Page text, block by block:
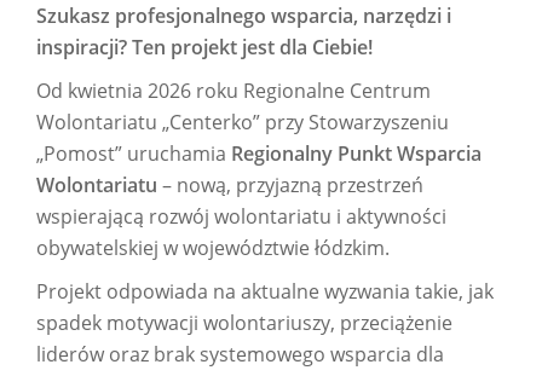
Szukasz profesjonalnego wsparcia, narzędzi i
inspiracji? Ten projekt jest dla Ciebie!
Od kwietnia 2026 roku Regionalne Centrum
Wolontariatu „Centerko” przy Stowarzyszeniu
„Pomost” uruchamia Regionalny Punkt Wsparcia
Wolontariatu – nową, przyjazną przestrzeń
wspierającą rozwój wolontariatu i aktywności
obywatelskiej w województwie łódzkim.
Projekt odpowiada na aktualne wyzwania takie, jak
spadek motywacji wolontariuszy, przeciążenie
liderów oraz brak systemowego wsparcia dla